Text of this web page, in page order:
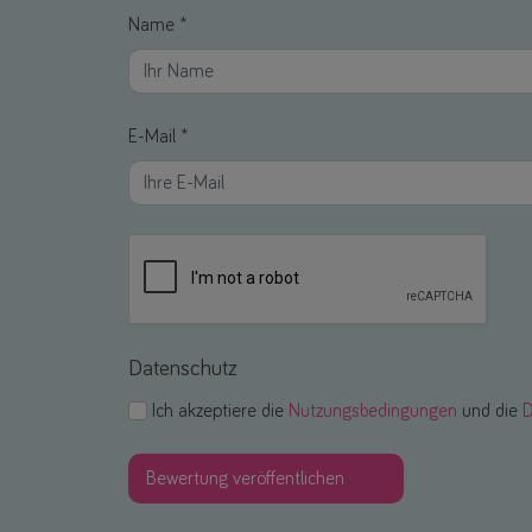
Name *
E-Mail *
Datenschutz
Ich akzeptiere die Nutzungsbedingungen und die